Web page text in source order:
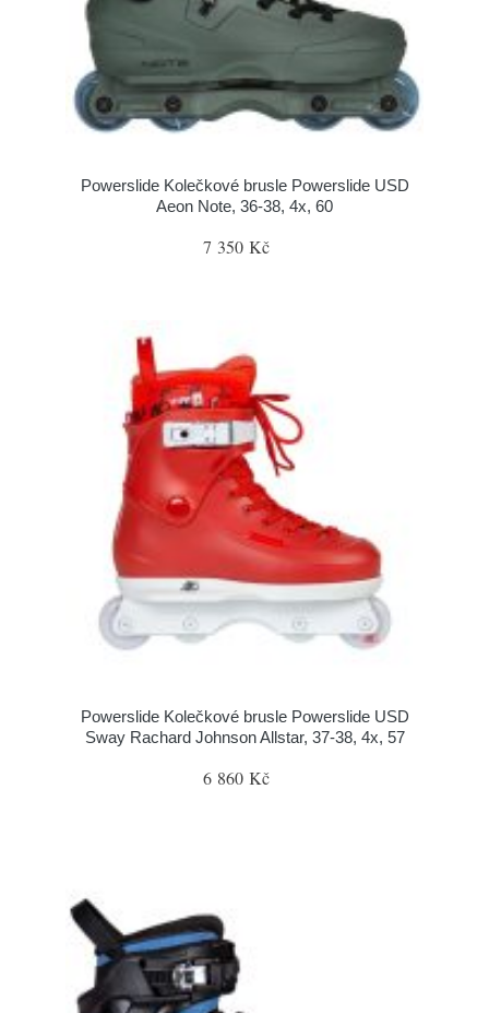
Powerslide Kolečkové brusle Powerslide USD
Aeon Note, 36-38, 4x, 60
7 350 Kč
Powerslide Kolečkové brusle Powerslide USD
Sway Rachard Johnson Allstar, 37-38, 4x, 57
6 860 Kč